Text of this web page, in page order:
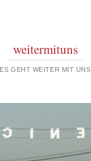
weitermituns
ES GEHT WEITER MIT UNS